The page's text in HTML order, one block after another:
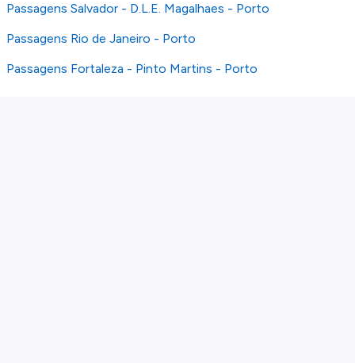
Passagens Salvador - D.L.E. Magalhaes - Porto
Passagens Rio de Janeiro - Porto
Passagens Fortaleza - Pinto Martins - Porto